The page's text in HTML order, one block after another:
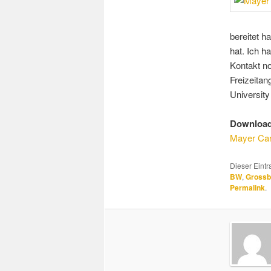
bereitet
hat. Ich
Kontakt
Mayer
Dieser
BW,
Permalink.